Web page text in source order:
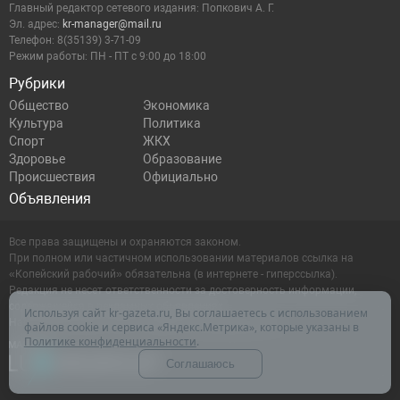
Рубрики
Общество
Экономика
Культура
Политика
Спорт
ЖКХ
Здоровье
Образование
Происшествия
Официально
Объявления
Главный редактор сетевого издания: Попкович А. Г.
Эл. адрес: kr-manager@mail.ru
Телефон: 8(35139) 3-71-09
Режим работы: ПН - ПТ с 9:00 до 18:00
Все права защищены и охраняются законом.
При полном или частичном использовании материалов ссылка на
«Копейский рабочий» обязательна (в интернете - гиперссылка).
Редакция не несет ответственности за достоверность информации,
содержащейся в рекламных объявлениях.
Настоящий ресурс может содержать материалы 16+
Используя сайт kr-gazeta.ru, Вы соглашаетесь с использованием
файлов cookie и сервиса «Яндекс.Метрика», которые указаны в
Политике конфиденциальности.
Соглашаюсь